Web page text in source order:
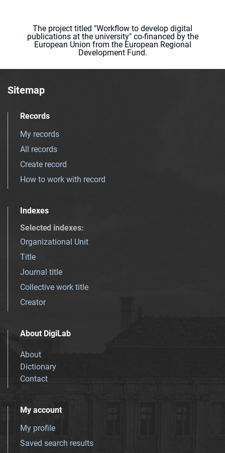
The project titled "Workflow to develop digital
publications at the university" co-financed by the
European Union from the European Regional
Development Fund.
Sitemap
Records
My records
All records
Create record
How to work with record
Indexes
Selected indexes:
Organizational Unit
Title
Journal title
Collective work title
Creator
About DigiLab
About
Dictionary
Contact
My account
My profile
Saved search results